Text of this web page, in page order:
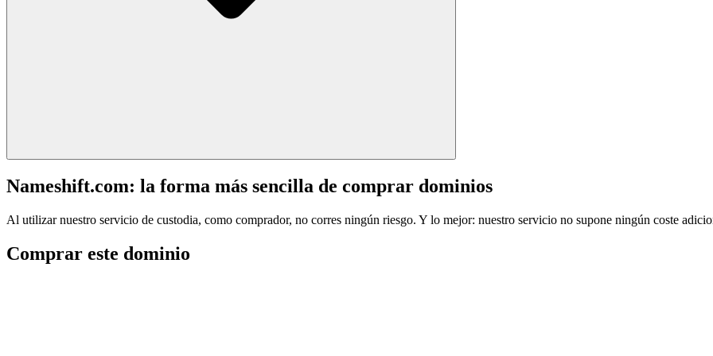
Nameshift.com: la forma más sencilla de comprar dominios
Al utilizar nuestro servicio de custodia, como comprador, no corres ningún riesgo. Y lo mejor: nuestro servicio no supone ningún coste
Comprar este dominio